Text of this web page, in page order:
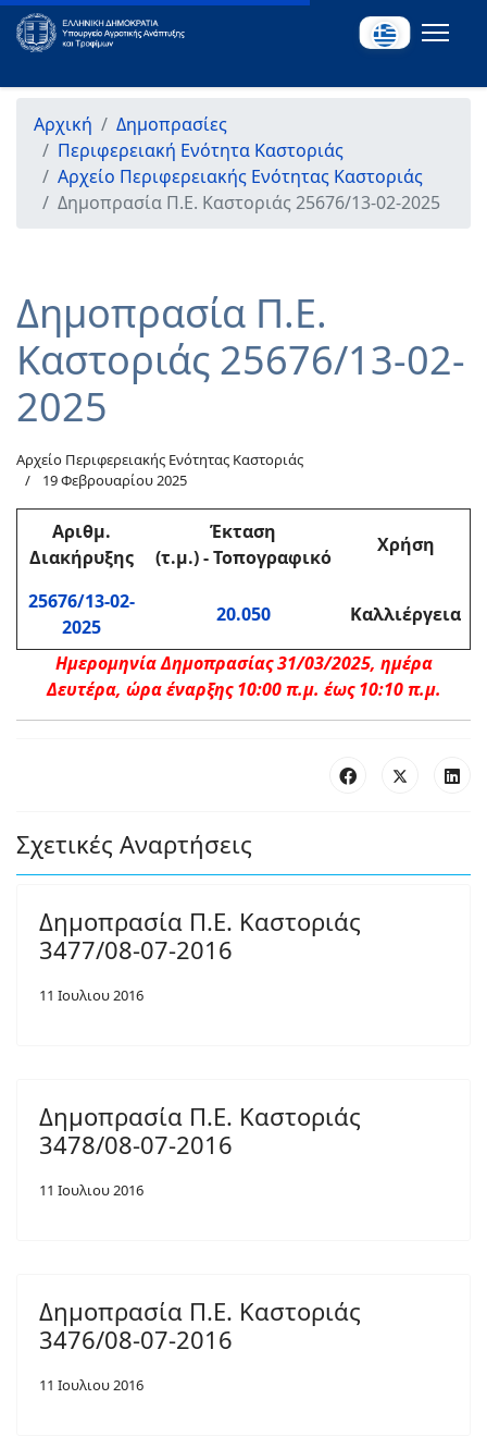
Αρχική
Δημοπρασίες
Περιφερειακή Ενότητα Καστοριάς
Αρχείο Περιφερειακής Ενότητας Καστοριάς
Δημοπρασία Π.Ε. Καστοριάς 25676/13-02-2025
Δημοπρασία Π.Ε.
Καστοριάς 25676/13-02-
2025
Αρχείο Περιφερειακής Ενότητας Καστοριάς
19 Φεβρουαρίου 2025
Αριθμ.
Διακήρυξης
Έκταση
(τ.μ.) - Τοπογραφικό
Χρήση
25676/13-02-
2025
20.050 Καλλιέργεια
Ημερομηνία Δημοπρασίας 31/03/2025, ημέρα
Δευτέρα, ώρα έναρξης 10:00 π.μ. έως 10:10 π.μ.
Σχετικές Αναρτήσεις
Δημοπρασία Π.Ε. Καστοριάς
3477/08-07-2016
11 Ιουλιου 2016
Δημοπρασία Π.Ε. Καστοριάς
3478/08-07-2016
11 Ιουλιου 2016
Δημοπρασία Π.Ε. Καστοριάς
3476/08-07-2016
11 Ιουλιου 2016